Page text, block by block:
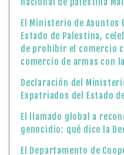
nacional de palestina
El Ministerio de Asuntos
Estado de Palestina,
de prohibir el comercio
comercio de armas con
Declaración del
Expatriados del Estado
El llamado global a
genocidio: qué dice la
El Departamento de